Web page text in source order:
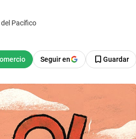
Pacífico
Seguir en Guardar